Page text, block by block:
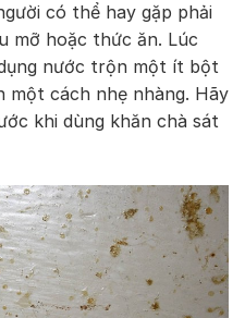
có thể hay gặp phải
mỡ hoặc thức ăn. Lúc
nước trộn một ít bột
một cách nhẹ nhàng. Hãy
khi dùng khăn chà sát